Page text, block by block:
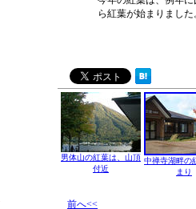
ら紅葉が始まりまし
男体山の紅葉は、山頂
付近
中禅寺湖畔の
まり
前へ<<